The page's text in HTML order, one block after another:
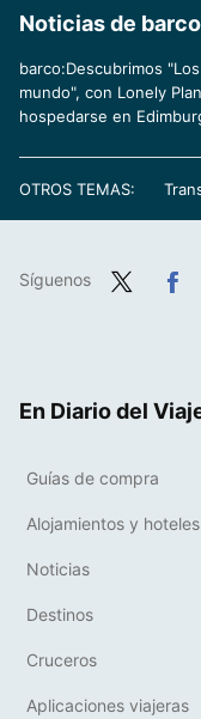
Noticias de
barco:Descubrimos
mundo", con Lonely
hospedarse en
OTROS TEMAS:
Síguenos
En Diario del
Guías de compra
Alojamientos y hoteles
Noticias
Destinos
Cruceros
Aplicaciones viajeras